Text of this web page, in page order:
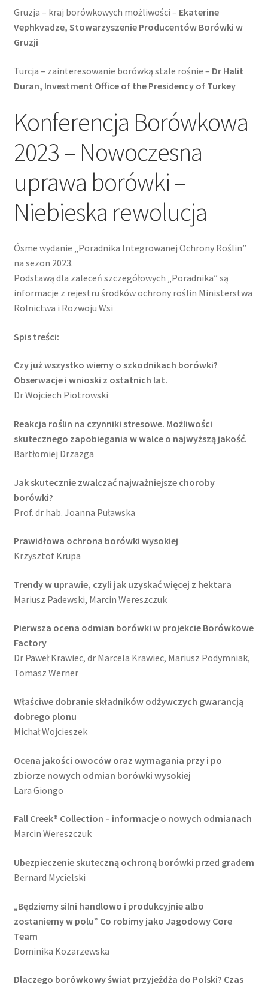
Gruzja – kraj borówkowych możliwości – Ekaterine
Vephkvadze, Stowarzyszenie Producentów Borówki w
Gruzji
Turcja – zainteresowanie borówką stale rośnie – Dr Halit
Duran, Investment Office of the Presidency of Turkey
Konferencja Borówkowa
2023 – Nowoczesna
uprawa borówki –
Niebieska rewolucja
Ósme wydanie „Poradnika Integrowanej Ochrony Roślin”
na sezon 2023.
Podstawą dla zaleceń szczegółowych „Poradnika” są
informacje z rejestru środków ochrony roślin Ministerstwa
Rolnictwa i Rozwoju Wsi
Spis treści:
Czy już wszystko wiemy o szkodnikach borówki?
Obserwacje i wnioski z ostatnich lat.
Dr Wojciech Piotrowski
Reakcja roślin na czynniki stresowe. Możliwości
skutecznego zapobiegania w walce o najwyższą jakość.
Bartłomiej Drzazga
Jak skutecznie zwalczać najważniejsze choroby
borówki?
Prof. dr hab. Joanna Puławska
Prawidłowa ochrona borówki wysokiej
Krzysztof Krupa
Trendy w uprawie, czyli jak uzyskać więcej z hektara
Mariusz Padewski, Marcin Wereszczuk
Pierwsza ocena odmian borówki w projekcie Borówkowe
Factory
Dr Paweł Krawiec, dr Marcela Krawiec, Mariusz Podymniak,
Tomasz Werner
Właściwe dobranie składników odżywczych gwarancją
dobrego plonu
Michał Wojcieszek
Ocena jakości owoców oraz wymagania przy i po
zbiorze nowych odmian borówki wysokiej
Lara Giongo
Fall Creek® Collection – informacje o nowych odmianach
Marcin Wereszczuk
Ubezpieczenie skuteczną ochroną borówki przed gradem
Bernard Mycielski
„Będziemy silni handlowo i produkcyjnie albo
zostaniemy w polu” Co robimy jako Jagodowy Core
Team
Dominika Kozarzewska
Dlaczego borówkowy świat przyjeżdża do Polski? Czas